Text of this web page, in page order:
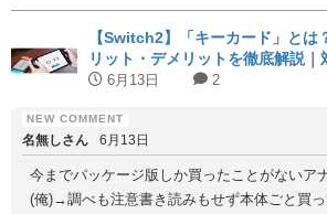
【Switch2】「キーカード」とは
リット・デメリットを徹底解説
6月13日 2
名無しさん 6月13日
今までパッケージ版しか買ったことがないア
(俺)→調べも注意書き読みもせず本体ごと買